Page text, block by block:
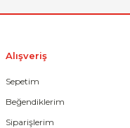
Alışveriş
Sepetim
Beğendiklerim
Siparişlerim